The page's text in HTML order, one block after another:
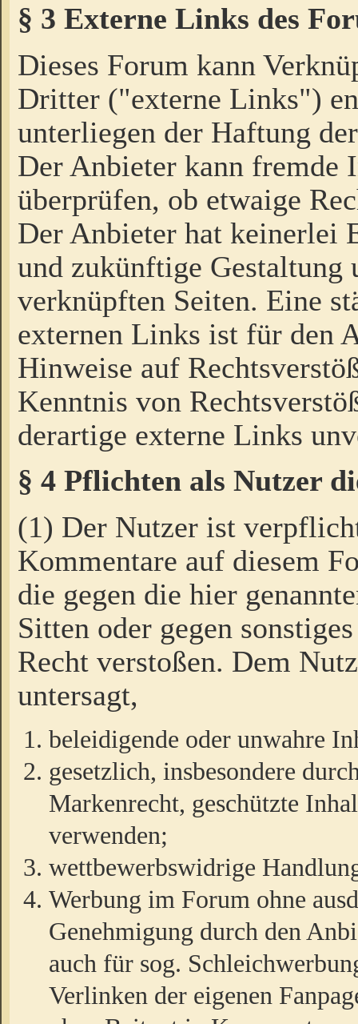
§ 3 Externe Links des
Dieses Forum kann
Dritter ("externe Links")
unterliegen der Haftung
Der Anbieter kann fremde
überprüfen, ob etwaige
Der Anbieter hat keinerlei
und zukünftige Gestaltung
verknüpften Seiten. Eine
externen Links ist für den
Hinweise auf
Kenntnis von
derartige externe Links
§ 4 Pflichten als Nutzer
(1) Der Nutzer ist
Kommentare auf diesem
die gegen die hier
Sitten oder gegen
Recht verstoßen. Dem
untersagt,
beleidigende oder unwahre
gesetzlich, insbesondere
Markenrecht, geschützte
verwenden;
wettbewerbswidrige
Werbung im Forum ohne
Genehmigung durch den
auch für sog.
Verlinken der eigenen